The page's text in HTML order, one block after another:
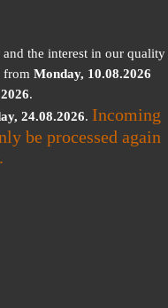
the interest in our quality
fromMonday, 10.08.2026
.
24.08.2026. Incoming
be processed again
.